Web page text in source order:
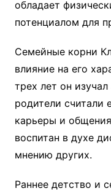
обладает
потенциалом для
Семейные корни
влияние на его
трех лет он
родители считали
карьеры и
воспитан в духе
мнению других.
Раннее детство и